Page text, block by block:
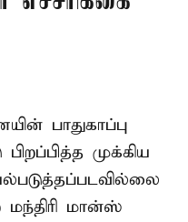
பாதுகாப்பு
முக்கிய
மான்ஸ்